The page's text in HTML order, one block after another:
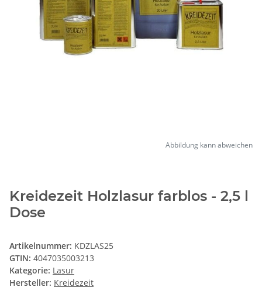
Abbildung kann abweichen
Kreidezeit Holzlasur farblos - 2,5 l
Dose
Artikelnummer: KDZLAS25
GTIN: 4047035003213
Kategorie: Lasur
Hersteller: Kreidezeit